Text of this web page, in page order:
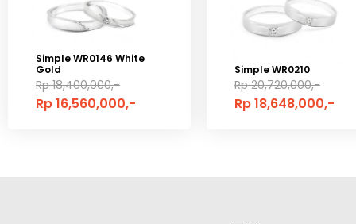
Simple WR0146 White
Gold
Rp 18,400,000,-
Rp 16,560,000,-
Simple WR0210
Rp 20,720,000,-
Rp 18,648,000,-